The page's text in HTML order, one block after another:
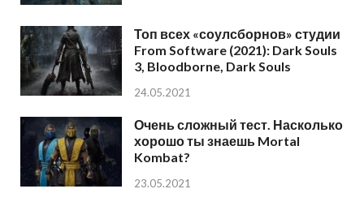
Топ всех «соулсборнов» студии
From Software (2021): Dark Souls
3, Bloodborne, Dark Souls
24.05.2021
Очень сложный тест. Насколько
хорошо ты знаешь Mortal
Kombat?
23.05.2021